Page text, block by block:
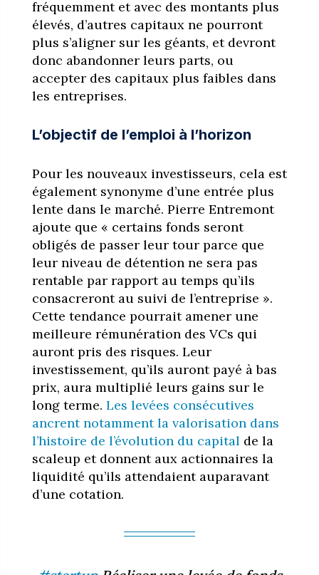
fréquemment et avec des montants plus
élevés, d’autres capitaux ne pourront
plus s’aligner sur les géants, et devront
donc abandonner leurs parts, ou
accepter des capitaux plus faibles dans
les entreprises.
L’objectif de l’emploi à l’horizon
Pour les nouveaux investisseurs, cela est
également synonyme d’une entrée plus
lente dans le marché. Pierre Entremont
ajoute que « certains fonds seront
obligés de passer leur tour parce que
leur niveau de détention ne sera pas
rentable par rapport au temps qu’ils
consacreront au suivi de l’entreprise ».
Cette tendance pourrait amener une
meilleure rémunération des VCs qui
auront pris des risques. Leur
investissement, qu’ils auront payé à bas
prix, aura multiplié leurs gains sur le
long terme. Les levées consécutives
ancrent notamment la valorisation dans
l’histoire de l’évolution du capital de la
scaleup et donnent aux actionnaires la
liquidité qu’ils attendaient auparavant
d’une cotation.